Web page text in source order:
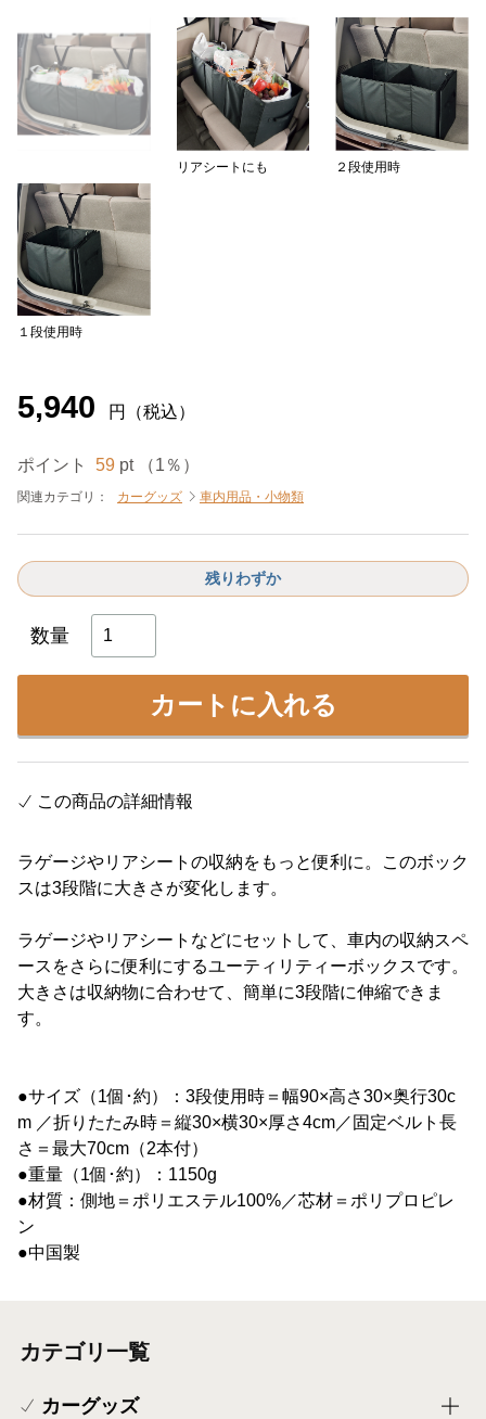
リアシートにも ２段使用時
１段使用時
5,940 円（税込）
ポイント 59 pt （1％）
関連カテゴリ： カーグッズ 車内用品・小物類
残りわずか
数量
カートに入れる
この商品の詳細情報
ラゲージやリアシートの収納をもっと便利に。このボック
スは3段階に大きさが変化します。
ラゲージやリアシートなどにセットして、車内の収納スペ
ースをさらに便利にするユーティリティーボックスです。
大きさは収納物に合わせて、簡単に3段階に伸縮できま
す。
●サイズ（1個･約）：3段使用時＝幅90×高さ30×奥行30c
m ／折りたたみ時＝縦30×横30×厚さ4cm／固定ベルト長
さ＝最大70cm（2本付）
●重量（1個･約）：1150g
●材質：側地＝ポリエステル100%／芯材＝ポリプロピレ
ン
●中国製
カテゴリ一覧
カーグッズ